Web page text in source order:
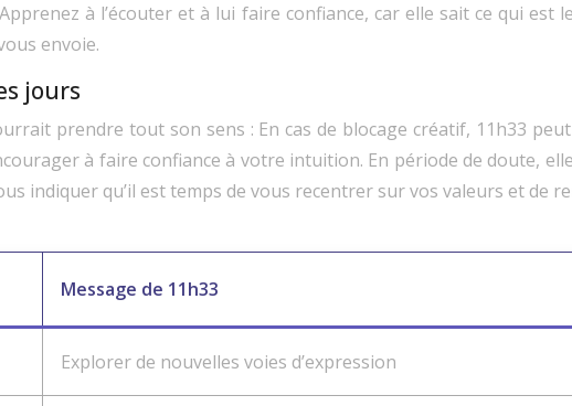
à l’écouter et à lui faire confiance, car elle sait ce qui est
envoie.
jours
prendre tout son sens : En cas de blocage créatif, 11h33
à faire confiance à votre intuition. En période de doute,
indiquer qu’il est temps de vous recentrer sur vos valeurs et de
Message de 11h33
Explorer de nouvelles voies d’expression